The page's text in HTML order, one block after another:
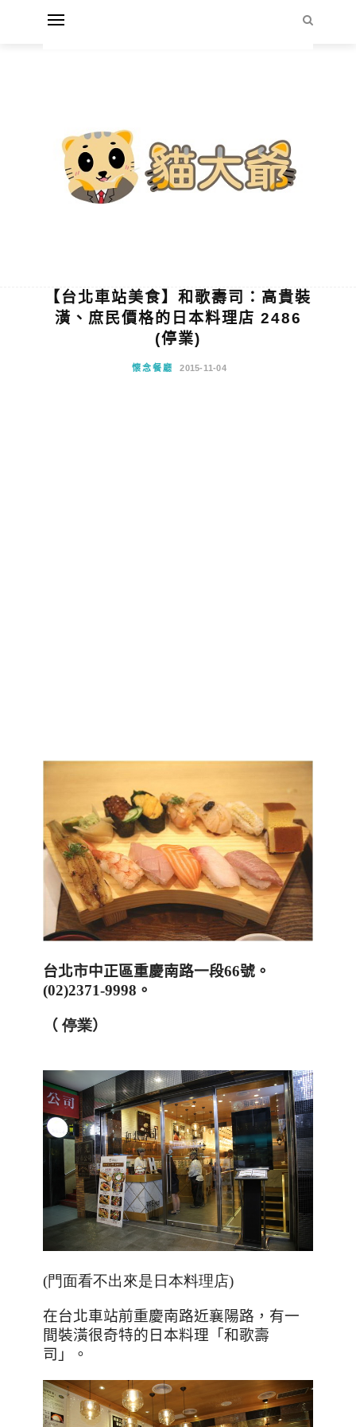
【台北車站美食】和歌壽司：高貴裝
潢、庶民價格的日本料理店 2486
(停業)
懷念餐廳 2015-11-04
台北市中正區重慶南路一段66號。
(02)2371-9998 。
（ 停業）
(門面看不出來是日本料理店)
在台北車站前重慶南路近襄陽路，有一
間裝潢很奇特的日本料理「和歌壽
司」。